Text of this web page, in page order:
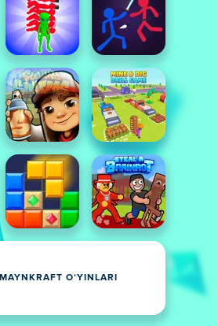
MAYNKRAFT OʻYINLARI